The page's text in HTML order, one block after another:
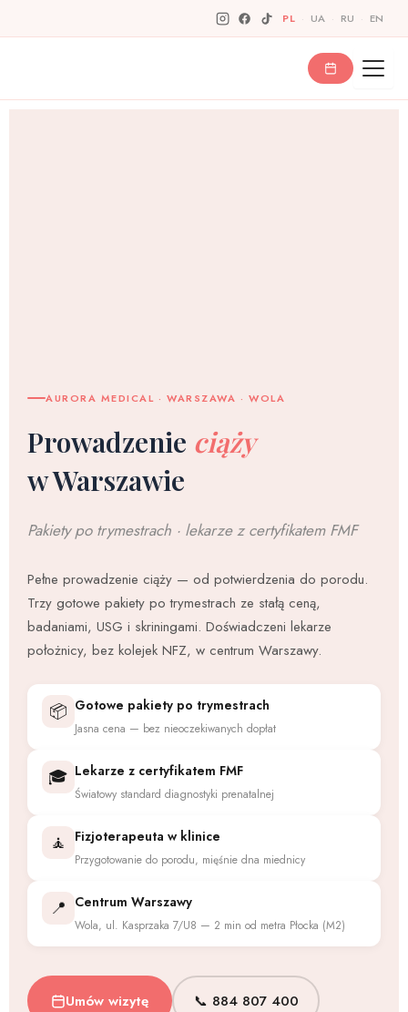
PL · UA · RU · EN
AURORA MEDICAL · WARSZAWA · WOLA
Prowadzenie ciąży
w Warszawie
Pakiety po trymestrach · lekarze z certyfikatem FMF
Pełne prowadzenie ciąży — od potwierdzenia do porodu.
Trzy gotowe pakiety po trymestrach ze stałą ceną,
badaniami, USG i skriningami. Doświadczeni lekarze
położnicy, bez kolejek NFZ, w centrum Warszawy.
📦 Gotowe pakiety po trymestrach
Jasna cena — bez nieoczekiwanych dopłat
🎓 Lekarze z certyfikatem FMF
Światowy standard diagnostyki prenatalnej
🧘 Fizjoterapeuta w klinice
Przygotowanie do porodu, mięśnie dna miednicy
📍 Centrum Warszawy
Wola, ul. Kasprzaka 7/U8 — 2 min od metra Płocka (M2)
Umów wizytę 📞 884 807 400